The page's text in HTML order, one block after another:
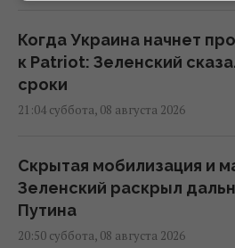
Когда Украина начнет
к Patriot: Зеленский
сроки
21:04 суббота, 08 августа 2026
Скрытая мобилизация и
Зеленский раскрыл
Путина
20:50 суббота, 08 августа 2026